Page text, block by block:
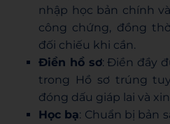
nhập học bản chính
công chứng, đồng
đối chiếu khi cần.
Điền hồ sơ: Điền đầy
trong Hồ sơ trúng
đóng dấu giáp lai và
Học bạ: Chuẩn bị bản